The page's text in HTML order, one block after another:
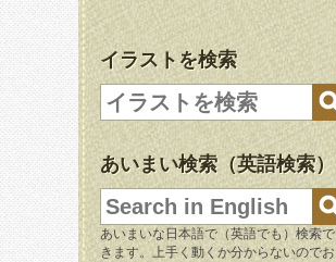
イラストを検索
あいまい検索（英語検索）
あいまいな日本語で（英語でも）検索で
きます。上手く動くか分からないのでお